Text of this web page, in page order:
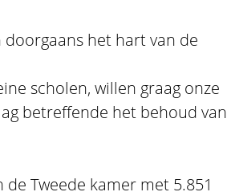
het hart van de
scholen, willen graag onze
betreffende het behoud van
Tweede kamer met 5.851